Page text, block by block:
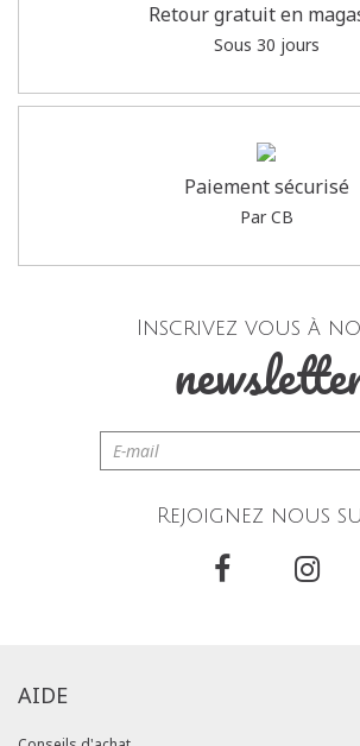
Retour gratuit en
Sous 30 jours
Paiement sécurisé
Par CB
Inscrivez vous à
Rejoignez nous
AIDE